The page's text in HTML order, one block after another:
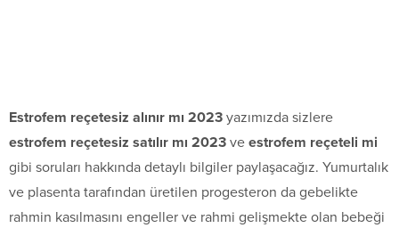
Estrofem reçetesiz alınır mı 2023 yazımızda sizlere
estrofem reçetesiz satılır mı 2023 ve estrofem reçeteli mi
gibi soruları hakkında detaylı bilgiler paylaşacağız. Yumurtalık
ve plasenta tarafından üretilen progesteron da gebelikte
rahmin kasılmasını engeller ve rahmi gelişmekte olan bebeği